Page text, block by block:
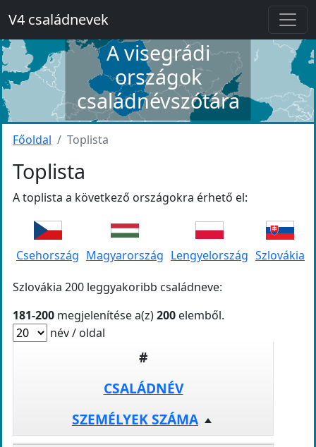
V4 családnevek
A visegrádi
országok
családnévszótára
Főoldal Toplista
Toplista
A toplista a következő országokra érhető el:
Csehország Magyarország Lengyelország Szlovákia
Szlovákia 200 leggyakoribb családneve:
181-200 megjelenítése a(z)200 elemből.
név / oldal
#
CSALÁDNÉV
SZEMÉLYEK SZÁMA